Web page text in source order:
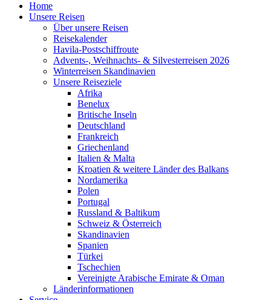
Home
Unsere Reisen
Über unsere Reisen
Reisekalender
Havila-Postschiffroute
Advents-, Weihnachts- & Silvesterreisen 2026
Winterreisen Skandinavien
Unsere Reiseziele
Afrika
Benelux
Britische Inseln
Deutschland
Frankreich
Griechenland
Italien & Malta
Kroatien & weitere Länder des Balkans
Nordamerika
Polen
Portugal
Russland & Baltikum
Schweiz & Österreich
Skandinavien
Spanien
Türkei
Tschechien
Vereinigte Arabische Emirate & Oman
Länderinformationen